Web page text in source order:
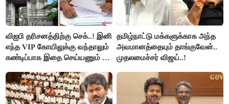
விஐபி தரிசனத்திற்கு செக்..! இனி
எந்த VIP கோயிலுக்கு வந்தாலும்
கண்டிப்பாக இதை செய்யணும் -
தமிழ்நாட்டு மக்களுக்காக அந்த
அவமானத்தையும் தாங்குவேன்..
முதலமைச்சர் விஜய்..!